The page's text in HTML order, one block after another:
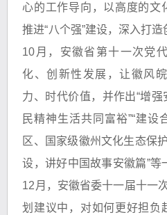
心的工作导向，以高度的文
推进“八个强”建设，深入打
10月，安徽省第十一次党
化、创新性发展，让徽风
力、时代价值，并作出“增
民精神生活共同富裕”“建
区、国家级徽州文化生态保
设，讲好中国故事安徽篇”
12月，安徽省委十一届十一
划建议中，对如何更好担负